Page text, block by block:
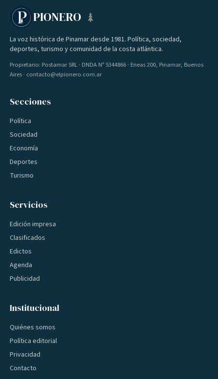
PIONERO
La voz histórica de Pinamar desde 1981. Política, sociedad,
deportes, turismo y comunidad de la costa atlántica.
Propietario: Postamar SRL · DNDA Nº 5344866 · Eneas 200, Pinamar, Buenos
Aires · contacto@elpionero.com.ar
Secciones
Política
Sociedad
Economía
Deportes
Turismo
Servicios
Edición impresa
Clasificados
Edictos
Agenda
Publicidad
Institucional
Quiénes somos
Política editorial
Privacidad
Contacto